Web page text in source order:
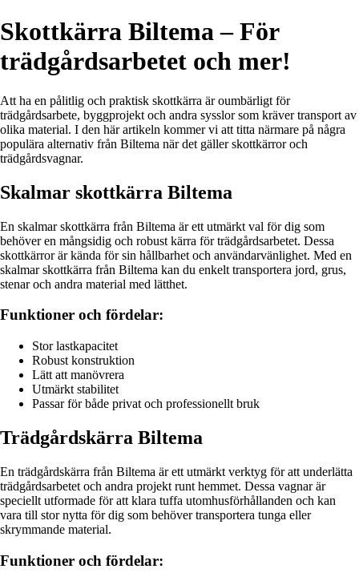
Skottkärra Biltema – För
trädgårdsarbetet och mer!
Att ha en pålitlig och praktisk skottkärra är oumbärligt för
trädgårdsarbete, byggprojekt och andra sysslor som kräver transport av
olika material. I den här artikeln kommer vi att titta närmare på några
populära alternativ från Biltema när det gäller skottkärror och
trädgårdsvagnar.
Skalmar skottkärra Biltema
En skalmar skottkärra från Biltema är ett utmärkt val för dig som
behöver en mångsidig och robust kärra för trädgårdsarbetet. Dessa
skottkärror är kända för sin hållbarhet och användarvänlighet. Med en
skalmar skottkärra från Biltema kan du enkelt transportera jord, grus,
stenar och andra material med lätthet.
Funktioner och fördelar:
Stor lastkapacitet
Robust konstruktion
Lätt att manövrera
Utmärkt stabilitet
Passar för både privat och professionellt bruk
Trädgårdskärra Biltema
En trädgårdskärra från Biltema är ett utmärkt verktyg för att underlätta
trädgårdsarbetet och andra projekt runt hemmet. Dessa vagnar är
speciellt utformade för att klara tuffa utomhusförhållanden och kan
vara till stor nytta för dig som behöver transportera tunga eller
skrymmande material.
Funktioner och fördelar: